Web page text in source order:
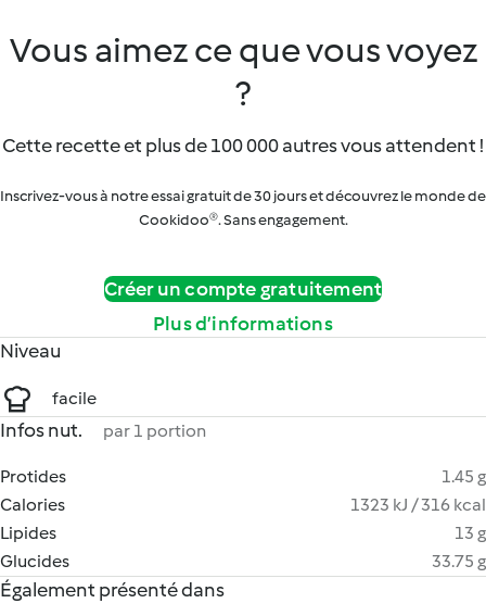
Vous aimez ce que vous voyez
?
Cette recette et plus de 100 000 autres vous attendent !
Inscrivez-vous à notre essai gratuit de 30 jours et découvrez le monde de
Cookidoo®. Sans engagement.
Créer un compte gratuitement
Plus d’informations
Niveau
facile
Infos nut. par 1 portion
Protides
1.45 g
Calories
1323 kJ / 316 kcal
Lipides
13 g
Glucides
33.75 g
Également présenté dans